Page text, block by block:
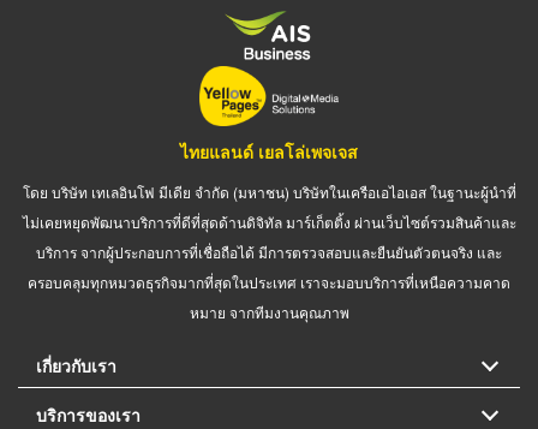
ไทยแลนด์ เยลโล่เพจเจส
โดย บริษัท เทเลอินโฟ มีเดีย จำกัด (มหาชน) บริษัทในเครือเอไอเอส ในฐานะผู้นำที่
ไม่เคยหยุดพัฒนาบริการที่ดีที่สุดด้านดิจิทัล มาร์เก็ตติ้ง ผ่านเว็บไซต์รวมสินค้าและ
บริการ จากผู้ประกอบการที่เชื่อถือได้ มีการตรวจสอบและยืนยันตัวตนจริง และ
ครอบคลุมทุกหมวดธุรกิจมากที่สุดในประเทศ เราจะมอบบริการที่เหนือความคาด
หมาย จากทีมงานคุณภาพ
เกี่ยวกับเรา
บริการของเรา